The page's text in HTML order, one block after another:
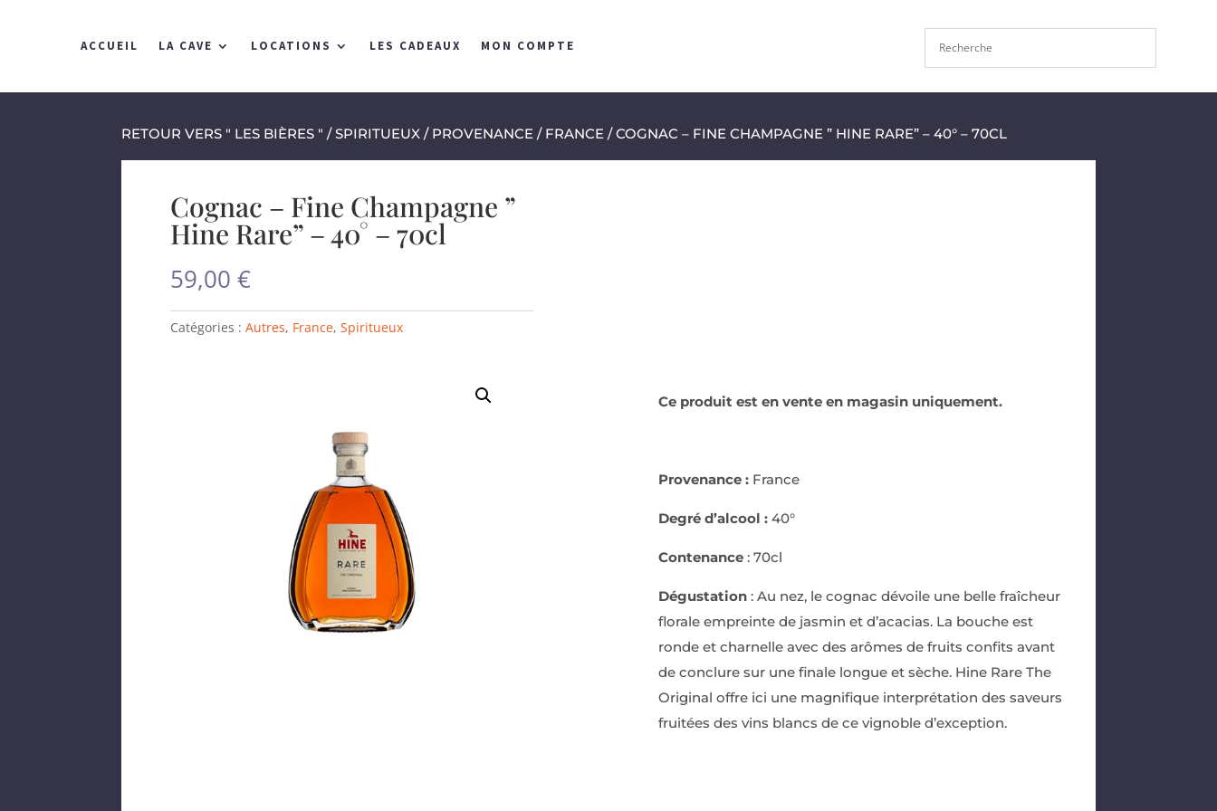
ACCUEIL LA CAVE LOCATIONS LES CADEAUX MON COMPTE
RETOUR VERS " LES BIÈRES " /SPIRITUEUX / PROVENANCE / FRANCE / COGNAC – FINE CHAMPAGNE ” HINE RARE” – 40° – 70CL
Cognac – Fine Champagne ”
Hine Rare” – 40° – 70cl
59,00€
Catégories :Autres, France,Spiritueux
Ce produit est en vente en magasin uniquement.
Provenance :France
Degré d’alcool :40°
Contenance: 70cl
Dégustation: Au nez, le cognac dévoile une belle fraîcheur
florale empreinte de jasmin et d’acacias. La bouche est
ronde et charnelle avec des arômes de fruits confits avant
de conclure sur une finale longue et sèche. Hine Rare The
Original offre ici une magnifique interprétation des saveurs
fruitées des vins blancs de ce vignoble d’exception.